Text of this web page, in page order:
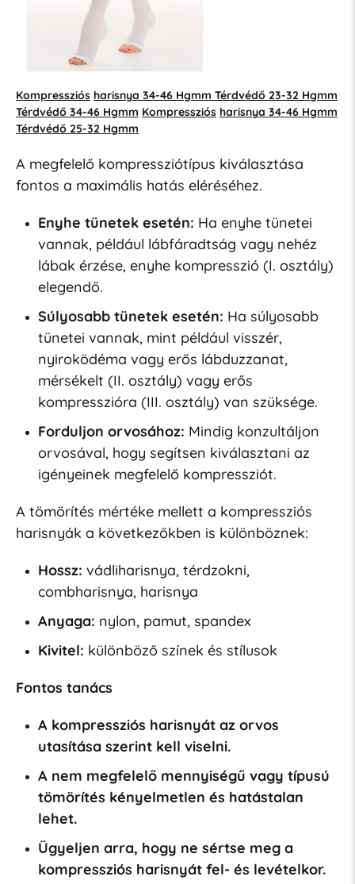
Kompressziós harisnya 34-46 Hgmm Térdvédő 23-32 Hgmm
Térdvédő 34-46 Hgmm Kompressziós harisnya 34-46 Hgmm
Térdvédő 25-32 Hgmm
A megfelelő kompressziótípus kiválasztása
fontos a maximális hatás eléréséhez.
Enyhe tünetek esetén: Ha enyhe tünetei
vannak, például lábfáradtság vagy nehéz
lábak érzése, enyhe kompresszió (I. osztály)
elegendő.
Súlyosabb tünetek esetén: Ha súlyosabb
tünetei vannak, mint például visszér,
nyiroködéma vagy erős lábduzzanat,
mérsékelt (II. osztály) vagy erős
kompresszióra (III. osztály) van szüksége.
Forduljon orvosához: Mindig konzultáljon
orvosával, hogy segítsen kiválasztani az
igényeinek megfelelő kompressziót.
A tömörítés mértéke mellett a kompressziós
harisnyák a következőkben is különböznek:
Hossz: vádliharisnya, térdzokni,
combharisnya, harisnya
Anyaga: nylon, pamut, spandex
Kivitel: különböző színek és stílusok
Fontos tanács
A kompressziós harisnyát az orvos
utasítása szerint kell viselni.
A nem megfelelő mennyiségű vagy típusú
tömörítés kényelmetlen és hatástalan
lehet.
Ügyeljen arra, hogy ne sértse meg a
kompressziós harisnyát fel- és levételkor.